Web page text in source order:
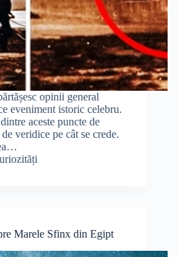
opinii general
eveniment istoric celebru.
aceste puncte de
veridice pe cât se crede.
Marele Sfinx din Egipt